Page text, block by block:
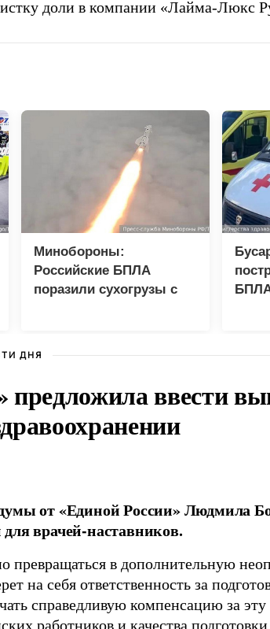
доли в компании «Лайма-Люкс
Минобороны:
Российские БПЛА
поразили сухогрузы с
ДНЯ
предложила ввести
от «Единой России» Людмила
врачей-наставников.
превращаться в дополнительную
на себя ответственность за
справедливую компенсацию за эту
работников и качества